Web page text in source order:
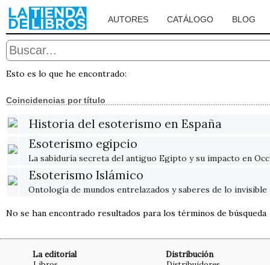
AUTORES CATÁLOGO BLOG
Esto es lo que he encontrado:
Coincidencias por título
Historia del esoterismo en España
Esoterismo egipcio
La sabiduría secreta del antiguo Egipto y su impacto en
Esoterismo Islámico
Ontología de mundos entrelazados y saberes de lo invisible
No se han encontrado resultados para los términos de búsqueda
La editorial Distribución